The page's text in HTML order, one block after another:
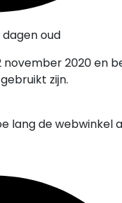
dagen oud
2020 en
zijn.
lang de webwinkel